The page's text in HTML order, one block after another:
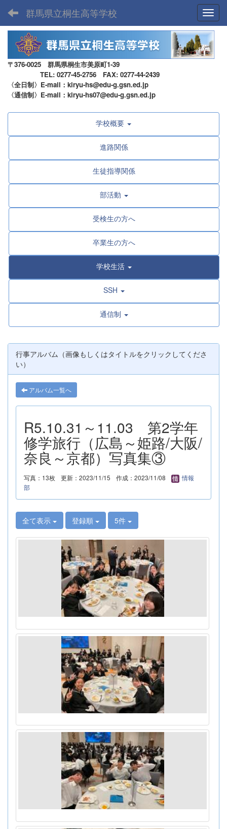
群馬県立桐生高等学校
〒376-0025 群馬県桐生市美原町1-39
TEL: 0277-45-2756 FAX: 0277-44-2439
〈全日制〉E-mail：kiryu-hs@edu-g.gsn.ed.jp
〈通信制〉E-mail：kiryu-hs07@edu-g.gsn.ed.jp
学校概要
進路関係
生徒指導関係
部活動
受検生の方へ
卒業生の方へ
学校生活
SSH
通信制
行事アルバム（画像もしくはタイトルをクリックしてくださ
い）
アルバム一覧へ
R5.10.31～11.03 第2学年
修学旅行（広島～姫路/大阪/
奈良～京都）写真集③
写真：13枚 更新：2023/11/15 作成：2023/11/08
情報
部
全て表示 登録順 5件